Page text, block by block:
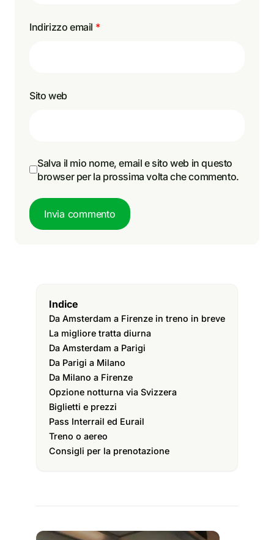
Indirizzo email *
Sito web
Salva il mio nome, email e sito web in questo
browser per la prossima volta che commento.
Invia commento
Indice
Da Amsterdam a Firenze in treno in breve
La migliore tratta diurna
Da Amsterdam a Parigi
Da Parigi a Milano
Da Milano a Firenze
Opzione notturna via Svizzera
Biglietti e prezzi
Pass Interrail ed Eurail
Treno o aereo
Consigli per la prenotazione